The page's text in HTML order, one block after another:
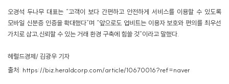
오경석 두나무 대표는 “고객이 보다 간편하고 안전하게 서비스를 이용할 수 있도록
모바일 신분증 인증을 확대했다”며 “앞으로도 업비트는 이용자 보호와 편의를 최우선
가치로 삼고,신뢰할 수 있는 거래 환경 구축에 힘쓸 것”이라고 말했다.
헤럴드경제/ 김광우 기자
출처: https://biz.heraldcorp.com/article/10670016?ref=naver